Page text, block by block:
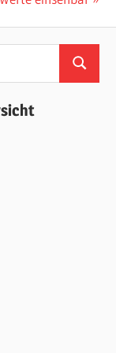
Suchen